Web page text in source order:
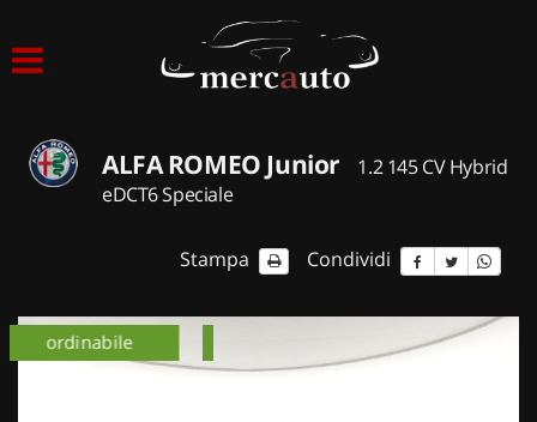
ACQUISTIAMO USATO
NOLEGGIO AUTO
ALFA ROMEO Junior
1.2 145 CV Hybrid
eDCT6 Speciale
Stampa Condividi
km 0